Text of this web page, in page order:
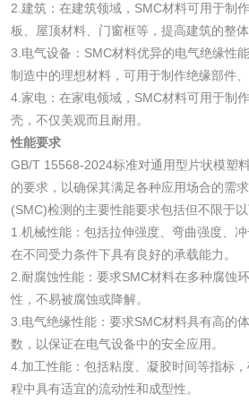
2.建筑：在建筑领域，SMC材料可用于制
板、屋顶材料、门窗框等，提高建筑的整体
3.电气设备：SMC材料优异的电气绝缘性
制造中的理想材料，可用于制作绝缘部件、
4.家电：在家电领域，SMC材料可用于制
壳，不仅美观而且耐用。
性能要求
GB/T 15568-2024标准对通用型片状模塑
的要求，以确保其满足各种应用场合的需
(SMC)检测的主要性能要求包括但不限于以
1.机械性能：包括拉伸强度、弯曲强度、
在不同受力条件下具有良好的承载能力。
2.耐腐蚀性能：要求SMC材料在多种腐蚀
性，不易被腐蚀或降解。
3.电气绝缘性能：要求SMC材料具有高的
数，以保证在电气设备中的安全应用。
4.加工性能：包括粘度、凝胶时间等指标
程中具有适宜的流动性和成型性。
水处理药剂检测
工业乳状氢氧化钙
三氯异氰尿酸检测
活性炭
活性炭检测
脱硫脱硝活性炭检
测
电厂水处理活性炭